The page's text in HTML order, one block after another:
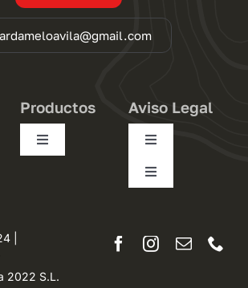
Productos
Toggle
Aviso Legal
Toggle
Navigation
Toggle
|
2022 S.L.